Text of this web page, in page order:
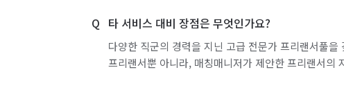
타 서비스 대비 장점은 무엇인가요?
다양한 직군의 경력을 지닌 고급 전문가 프리랜서풀
프리랜서뿐 아니라, 매칭매니저가 제안한 프리랜서의